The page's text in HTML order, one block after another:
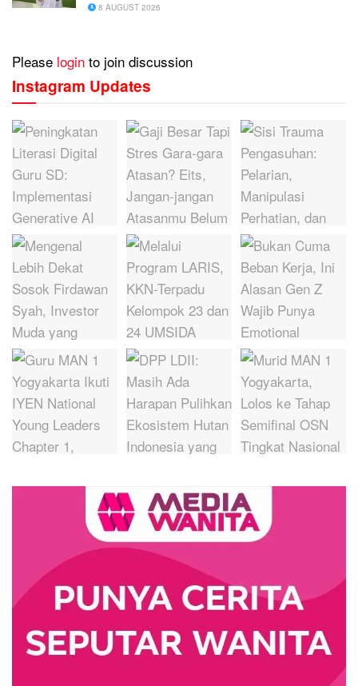
8 AUGUST 2026
Please login to join discussion
Instagram Updates